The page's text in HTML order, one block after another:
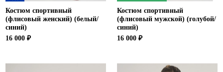
Костюм спортивный
(флисовый женский) (белый/
синий)
16 000 ₽
Костюм спортивный
(флисовый мужской) (голубой/
синий)
16 000 ₽